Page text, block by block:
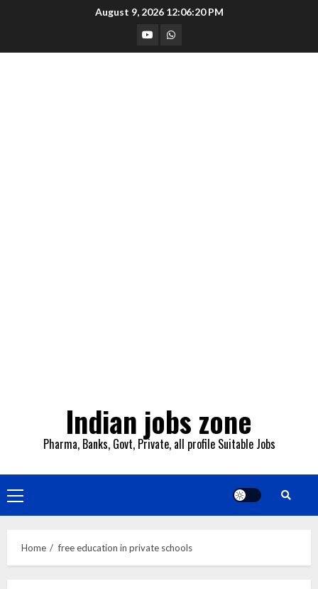
August 9, 2026 12:06:21 PM
YouTubeWhatsapp
Indian jobs zone
Pharma, Banks, Govt, Private, all profile Suitable Jobs
Primary
Menu
Home free education in private schools